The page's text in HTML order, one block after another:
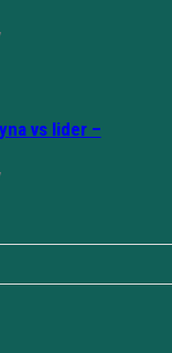
vs lider –